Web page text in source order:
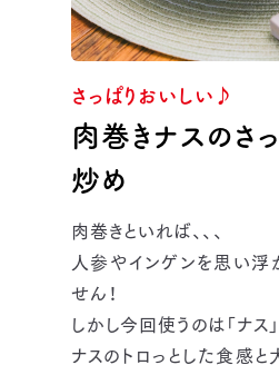
さっぱりおいしい♪
肉巻きナスのさ
炒め
肉巻きといれば、、、
人参やインゲンを思い浮
せん！
しかし今回使うのは「ナス」
ナスのトロっとした食感